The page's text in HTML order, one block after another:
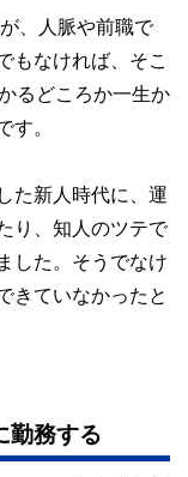
、人脈や前職で
もなければ、そこ
るどころか一生か
す。
た新人時代に、運
り、知人のツテで
した。そうでなけ
きていなかったと
勤務する